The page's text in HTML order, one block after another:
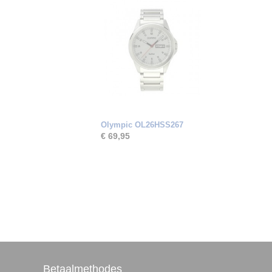
Olympic OL26HSS267
€ 69,95
Betaalmethodes